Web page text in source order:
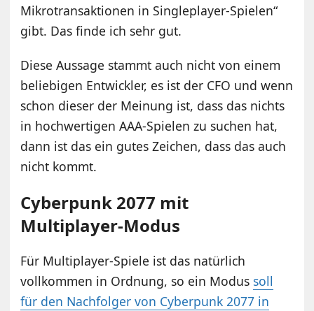
Mikrotransaktionen in Singleplayer-Spielen“
gibt. Das finde ich sehr gut.
Diese Aussage stammt auch nicht von einem
beliebigen Entwickler, es ist der CFO und wenn
schon dieser der Meinung ist, dass das nichts
in hochwertigen AAA-Spielen zu suchen hat,
dann ist das ein gutes Zeichen, dass das auch
nicht kommt.
Cyberpunk 2077 mit
Multiplayer-Modus
Für Multiplayer-Spiele ist das natürlich
vollkommen in Ordnung, so ein Modus soll
für den Nachfolger von Cyberpunk 2077 in